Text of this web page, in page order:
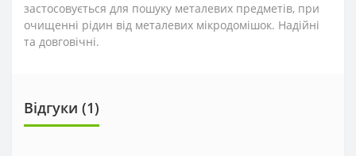
застосовується для пошуку металевих предметів, при
очищенні рідин від металевих мікродомішок. Надійні
та довговічні.
Відгуки (1)